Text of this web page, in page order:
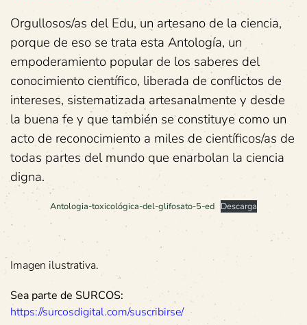
Orgullosos/as del Edu, un artesano de la ciencia,
porque de eso se trata esta Antología, un
empoderamiento popular de los saberes del
conocimiento científico, liberada de conflictos de
intereses, sistematizada artesanalmente y desde
la buena fe y que también se constituye como un
acto de reconocimiento a miles de científicos/as de
todas partes del mundo que enarbolan la ciencia
digna.
Antologia-toxicológica-del-glifosato-5-ed Descarga
Imagen ilustrativa.
Sea parte de SURCOS:
https://surcosdigital.com/suscribirse/